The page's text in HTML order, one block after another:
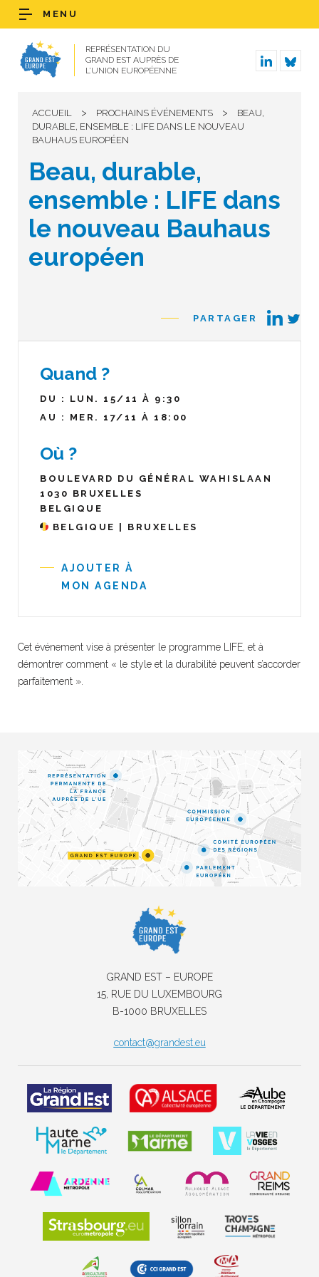
REPRÉSENTATION DU
GRAND EST AUPRÈS DE
L’UNION EUROPÉENNE
MENU
ACCUEIL > PROCHAINS ÉVÉNEMENTS >
BEAU,
DURABLE, ENSEMBLE : LIFE DANS LE NOUVEAU
BAUHAUS EUROPÉEN
Beau, durable,
ensemble : LIFE dans
le nouveau Bauhaus
européen
PARTAGER
Quand ?
DU : LUN. 15/11 À 9:30
AU : MER. 17/11 À 18:00
Où ?
BOULEVARD DU GÉNÉRAL WAHISLAAN
1030 BRUXELLES
BELGIQUE
BELGIQUE | BRUXELLES
AJOUTER À
MON AGENDA
Cet événement vise à présenter le programme LIFE, et à
démontrer comment « le style et la durabilité peuvent s’accorder
parfaitement ».
GRAND EST – EUROPE
15, RUE DU LUXEMBOURG
B-1000 BRUXELLES
contact@grandest.eu